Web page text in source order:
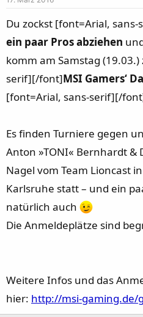
e
r
t
a
m
Du zockst [font=Arial,
ein paar Pros abziehen
komm am Samstag
serif]‪[/font]MSI Gamers‘
[font=Arial, sans-serif]‪[/
Es finden Turniere gegen
Anton »TONI« Bernhardt &
Nagel vom Team Lioncast
Karlsruhe statt – und ein
natürlich auch
Die Anmeldeplätze sind
Weitere Infos und das
hier: http://msi-gaming.de/